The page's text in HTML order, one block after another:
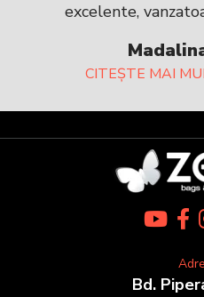
excelente,
CITEȘTE MAI
Bd.